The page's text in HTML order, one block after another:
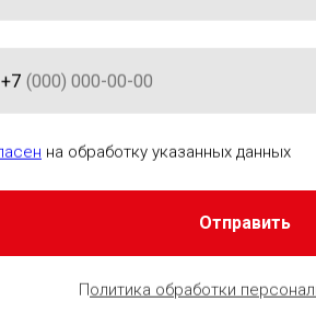
+7
на обработку указанных данных
Отправить
Политика обработки